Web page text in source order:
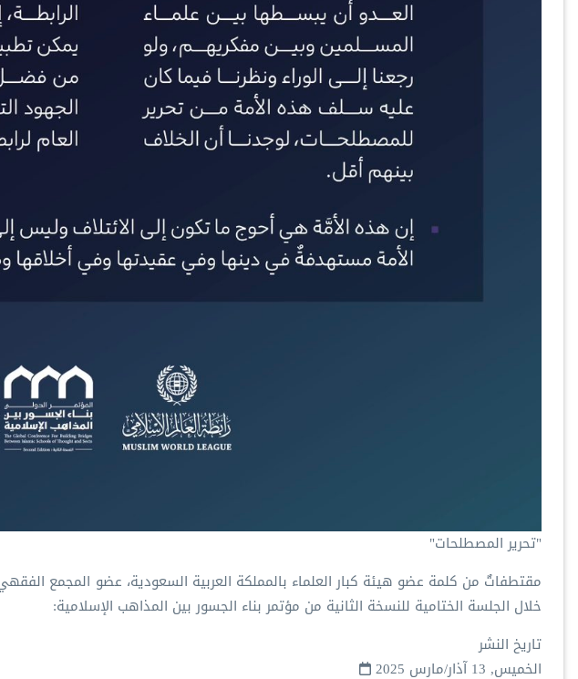
‏"تحرير المصطلحات"
‏مقتطفاتٌ من كلمة عضو هيئة كبار العلماء بالمملكة العربية السعودية، عضو المجمع
خلال الجلسة الختامية للنسخة الثانية من مؤتمر ⁧‫بناء الجسور بين المذاهب‬⁩ الإسلامية:
تاريخ النشر
الخميس, 13 آذار/مارس 2025